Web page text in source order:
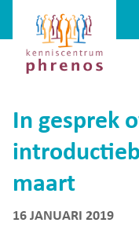
Phrenos
website
In gesprek
maart
16 JANUARI 2019